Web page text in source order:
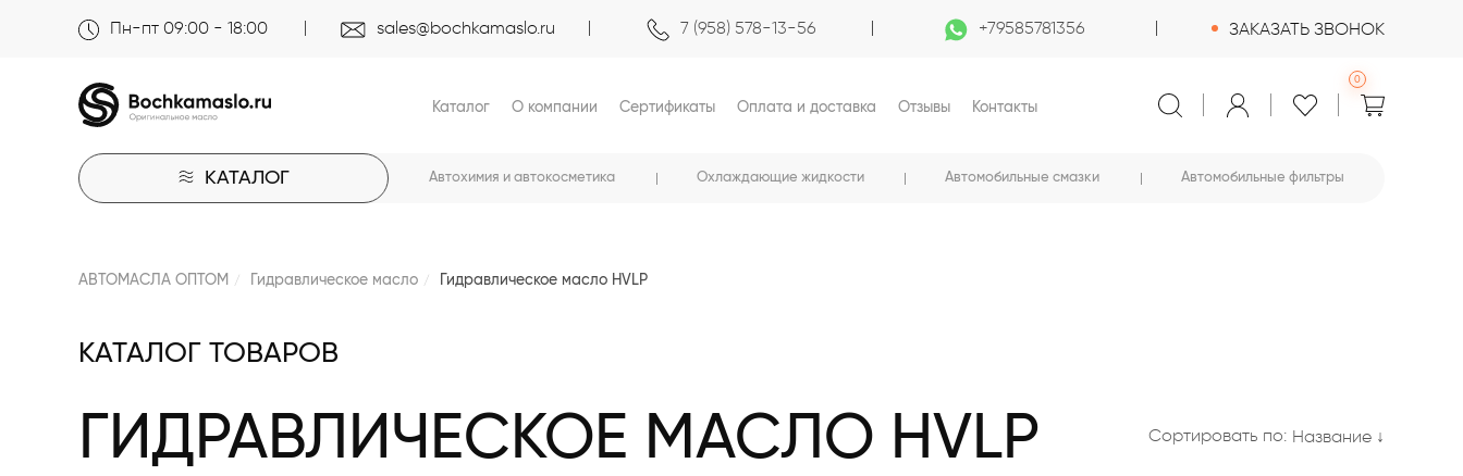
Пн-пт 09:00 - 18:00 sales@bochkamaslo.ru 7 (958) 578-13-56 +79585781356 ЗАКАЗАТЬ ЗВОНОК
Каталог О компании Сертификаты Оплата и доставка Отзывы Контакты
0
КАТАЛОГ Автохимия и автокосметика Охлаждающие жидкости Автомобильные смазки Автомобильные фильтры
АВТОМАСЛА ОПТОМ Гидравлическое масло Гидравлическое масло HVLP
КАТАЛОГ ТОВАРОВ
ГИДРАВЛИЧЕСКОЕ МАСЛО HVLP Сортировать по: Название ↓